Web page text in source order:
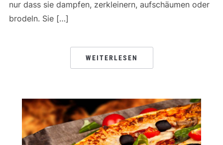
nur dass sie dampfen, zerkleinern, aufschäumen oder
brodeln. Sie […]
WEITERLESEN